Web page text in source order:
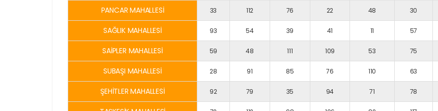
PANCAR MAHALLESİ 33 112 76 22 48 30
SAĞLIK MAHALLESİ 93 54 39 41 11 57
SAİPLER MAHALLESİ 59 48 111 109 53 75
SUBAŞI MAHALLESİ 28 91 85 76 110 63
ŞEHİTLER MAHALLESİ 92 79 35 94 71 78